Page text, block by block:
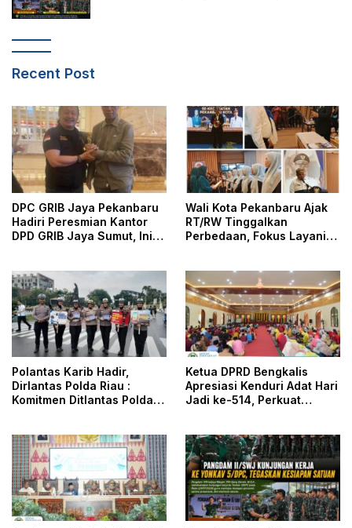
Recent Post
DPC GRIB Jaya Pekanbaru
Hadiri Peresmian Kantor
DPD GRIB Jaya Sumut, Ini
Wali Kota Pekanbaru Ajak
RT/RW Tinggalkan
Perbedaan, Fokus Layani
Polantas Karib Hadir,
Dirlantas Polda Riau :
Komitmen Ditlantas Polda
dan Edukasi Kepada
Masyarakat
Ketua DPRD Bengkalis
Apresiasi Kenduri Adat Hari
Jadi ke-514, Perkuat